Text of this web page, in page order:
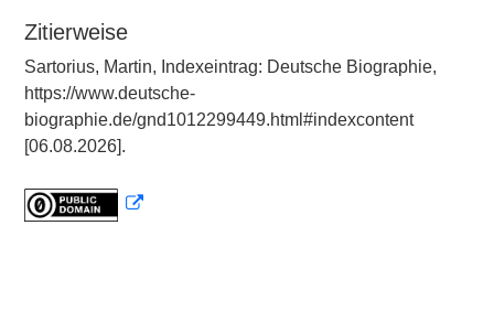
Zitierweise
Sartorius, Martin, Indexeintrag: Deutsche Biographie,
https://www.deutsche-
biographie.de/gnd1012299449.html#indexcontent
[06.08.2026].